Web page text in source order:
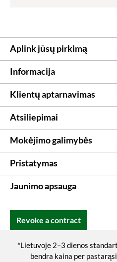
Aplink jūsų pirkimą
Informacija
Klientų aptarnavimas
Atsiliepimai
Mokėjimo galimybės
Pristatymas
Jaunimo apsauga
Revoke a contract
*Lietuvoje 2–3 dienos
bendra kaina per